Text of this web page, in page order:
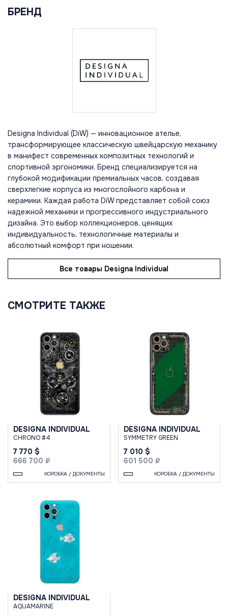
БРЕНД
Designa Individual (DiW) — инновационное ателье,
трансформирующее классическую швейцарскую механику
в манифест современных композитных технологий и
спортивной эргономики. Бренд специализируется на
глубокой модификации премиальных часов, создавая
сверхлегкие корпуса из многослойного карбона и
керамики. Каждая работа DiW представляет собой союз
надежной механики и прогрессивного индустриального
дизайна. Это выбор коллекционеров, ценящих
индивидуальность, технологичные материалы и
абсолютный комфорт при ношении.
Все товары Designa Individual
СМОТРИТЕ ТАКЖЕ
DESIGNA INDIVIDUAL
CHRONO #4
7 770 $
666 700 ₽
КОРОБКА / ДОКУМЕНТЫ
DESIGNA INDIVIDUAL
SYMMETRY GREEN
7 010 $
601 500 ₽
КОРОБКА / ДОКУМЕНТЫ
DESIGNA INDIVIDUAL
AQUAMARINE